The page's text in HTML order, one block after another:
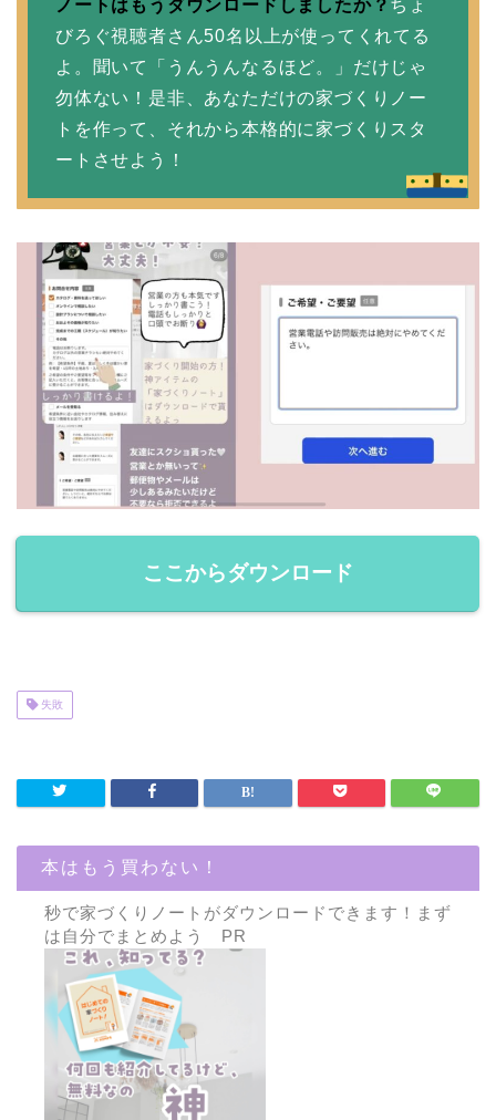
ノートはもうダウンロードしましたか？ ちょ
びろぐ視聴者さん50名以上が使ってくれてる
よ。聞いて「うんうんなるほど。」だけじゃ
勿体ない！是非、あなただけの家づくりノー
トを作って、それから本格的に家づくりスタ
ートさせよう！
ここからダウンロード
失敗
本はもう買わない！
秒で家づくりノートがダウンロードできます！まず
は自分でまとめよう PR